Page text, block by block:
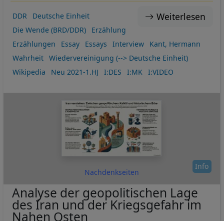
Weiterlesen
DDR
Deutsche Einheit
Die Wende (BRD/DDR)
Erzählung
Erzählungen
Essay Essays Interview
Kant, Hermann
Wahrheit
Wiedervereinigung (--> Deutsche Einheit)
Wikipedia
Neu 2021-1.HJ I:DES I:MK I:VIDEO
Nachdenkseiten
Info
Analyse der geopolitischen Lage
des Iran und der Kriegsgefahr im
Nahen Osten